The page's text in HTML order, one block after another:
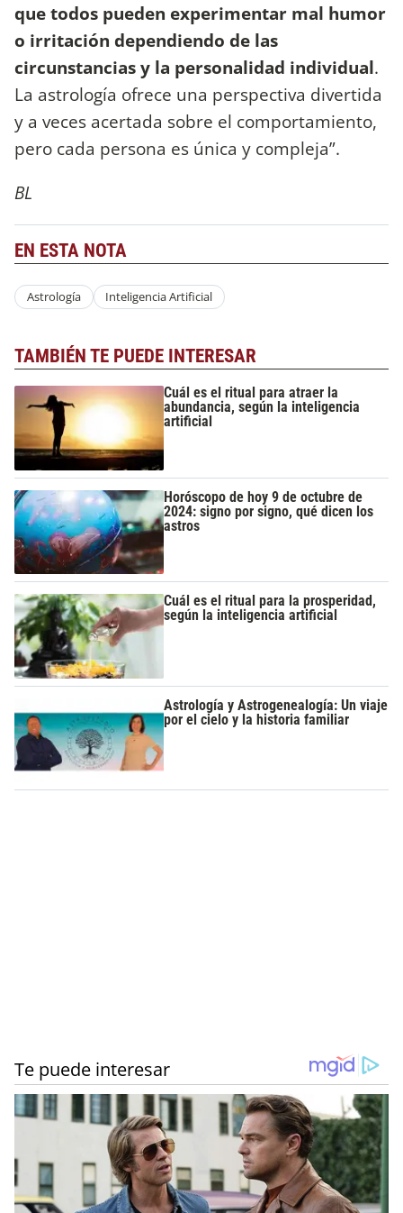
que todos pueden experimentar mal humor
o irritación dependiendo de las
circunstancias y la personalidad individual.
La astrología ofrece una perspectiva divertida
y a veces acertada sobre el comportamiento,
pero cada persona es única y compleja”.
BL
EN ESTA NOTA
Astrología Inteligencia Artificial
TAMBIÉN TE PUEDE INTERESAR
Cuál es el ritual para atraer la
abundancia, según la inteligencia
artificial
Horóscopo de hoy 9 de octubre de
2024: signo por signo, qué dicen los
astros
Cuál es el ritual para la prosperidad,
según la inteligencia artificial
Astrología y Astrogenealogía: Un viaje
por el cielo y la historia familiar